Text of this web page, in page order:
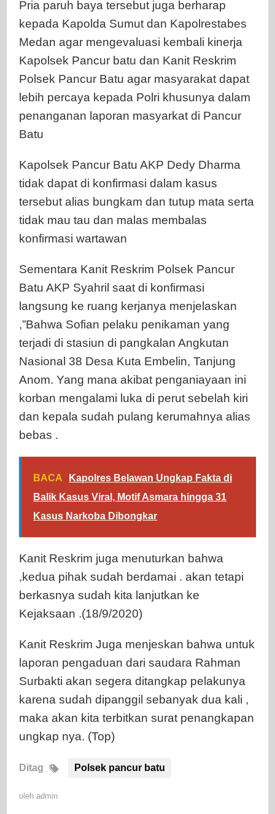
Pria paruh baya tersebut juga berharap
kepada Kapolda Sumut dan Kapolrestabes
Medan agar mengevaluasi kembali kinerja
Kapolsek Pancur batu dan Kanit Reskrim
Polsek Pancur Batu agar masyarakat dapat
lebih percaya kepada Polri khusunya dalam
penanganan laporan masyarkat di Pancur
Batu
Kapolsek Pancur Batu AKP Dedy Dharma
tidak dapat di konfirmasi dalam kasus
tersebut alias bungkam dan tutup mata serta
tidak mau tau dan malas membalas
konfirmasi wartawan
Sementara Kanit Reskrim Polsek Pancur
Batu AKP Syahril saat di konfirmasi
langsung ke ruang kerjanya menjelaskan
,”Bahwa Sofian pelaku penikaman yang
terjadi di stasiun di pangkalan Angkutan
Nasional 38 Desa Kuta Embelin, Tanjung
Anom. Yang mana akibat penganiayaan ini
korban mengalami luka di perut sebelah kiri
dan kepala sudah pulang kerumahnya alias
bebas .
BACA
Kapolres Belawan Ungkap Fakta di
Balik Kasus Viral, Motif Asmara hingga 31
Kasus Narkoba Dibongkar
Kanit Reskrim juga menuturkan bahwa
,kedua pihak sudah berdamai . akan tetapi
berkasnya sudah kita lanjutkan ke
Kejaksaan .(18/9/2020)
Kanit Reskrim Juga menjeskan bahwa untuk
laporan pengaduan dari saudara Rahman
Surbakti akan segera ditangkap pelakunya
karena sudah dipanggil sebanyak dua kali ,
maka akan kita terbitkan surat penangkapan
ungkap nya. (Top)
Ditag Polsek pancur batu
oleh admin